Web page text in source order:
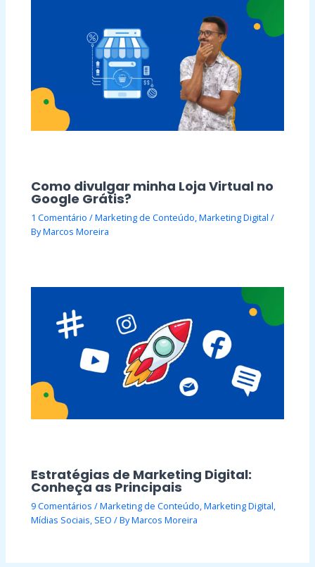
Como divulgar minha Loja Virtual no
Google Grátis?
1 Comentário /Marketing de Conteúdo,Marketing Digital /
ByMarcos Moreira
Estratégias de Marketing Digital:
Conheça as Principais
9 Comentários /Marketing de Conteúdo,Marketing Digital,
Mídias Sociais, SEO / ByMarcos Moreira